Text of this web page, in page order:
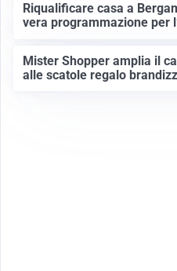
Riqualificare casa a
vera programmazione per
Mister Shopper amplia il
alle scatole regalo